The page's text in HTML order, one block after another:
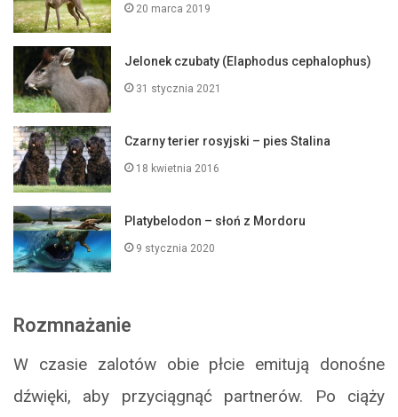
20 marca 2019
Jelonek czubaty (Elaphodus cephalophus)
31 stycznia 2021
Czarny terier rosyjski – pies Stalina
18 kwietnia 2016
Platybelodon – słoń z Mordoru
9 stycznia 2020
Rozmnażanie
W czasie zalotów obie płcie emitują donośne
dźwięki, aby przyciągnąć partnerów. Po ciąży